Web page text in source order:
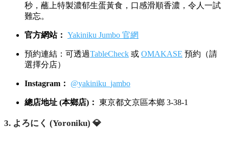
秒，蘸上特製濃郁生蛋黃食，口感滑順香濃，令人一試
難忘。
官方網站： Yakiniku Jumbo 官網
預約連結：可透過TableCheck 或 OMAKASE 預約（請
選擇分店）
Instagram： @yakiniku_jambo
總店地址 (本鄉店)： 東京都文京區本鄉 3-38-1
3. よろにく (Yoroniku) 💎